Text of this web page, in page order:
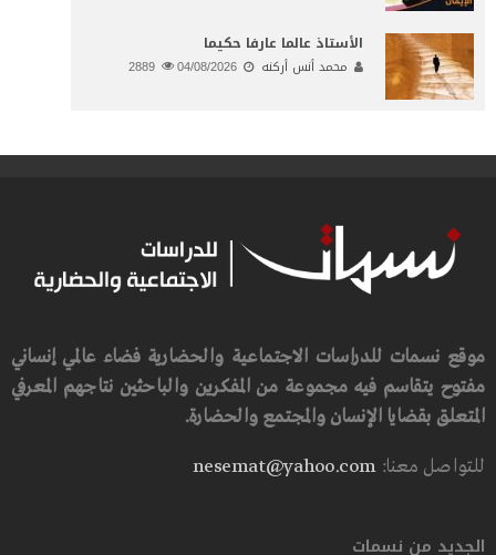
الأستاذ عالما عارفا حكيما
محمد أنس أركنه 04/08/2026
موقع نسمات للدراسات الاجتماعية والحضارية فضاء عالمي إنساني
مفتوح يتقاسم فيه مجموعة من المفكرين والباحثين نتاجهم المعرفي
المتعلق بقضايا الإنسان والمجتمع والحضارة.
للتواصل معنا:nesemat@yahoo.com
الجديد من نسمات